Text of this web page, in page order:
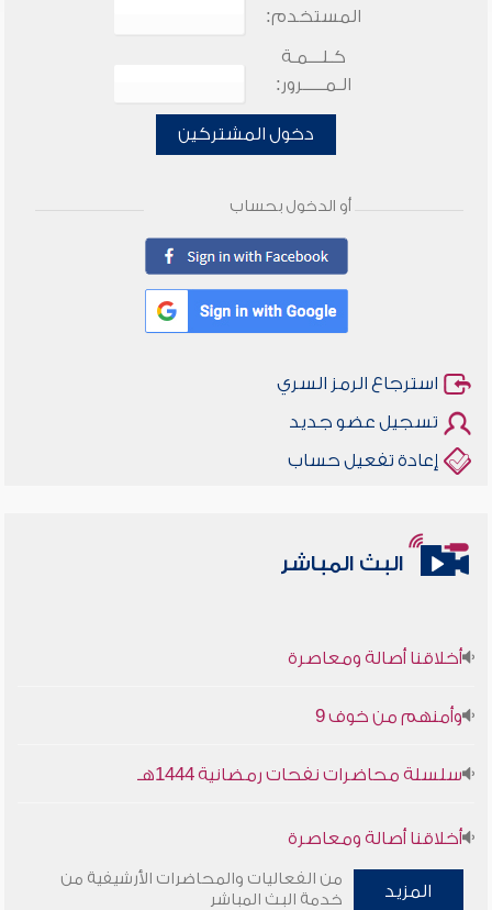
المستخدم:
كـلـــمـة
الـمـــــرور:
دخول المشتركين
أو الدخول بحساب
استرجاع الرمز السري
تسجيل عضو جديد
إعادة تفعيل حساب
البث المباشر
أخلاقنا أصالة ومعاصرة
وأمنهم من خوف 9
سلسلة محاضرات نفحات رمضانية 1444هـ
أخلاقنا أصالة ومعاصرة
وأمنهم من خوف 9
المزيد
من الفعاليات والمحاضرات الأرشيفية من
خدمة البث المباشر